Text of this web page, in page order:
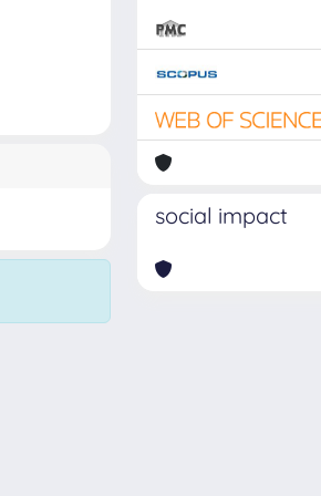
social impact